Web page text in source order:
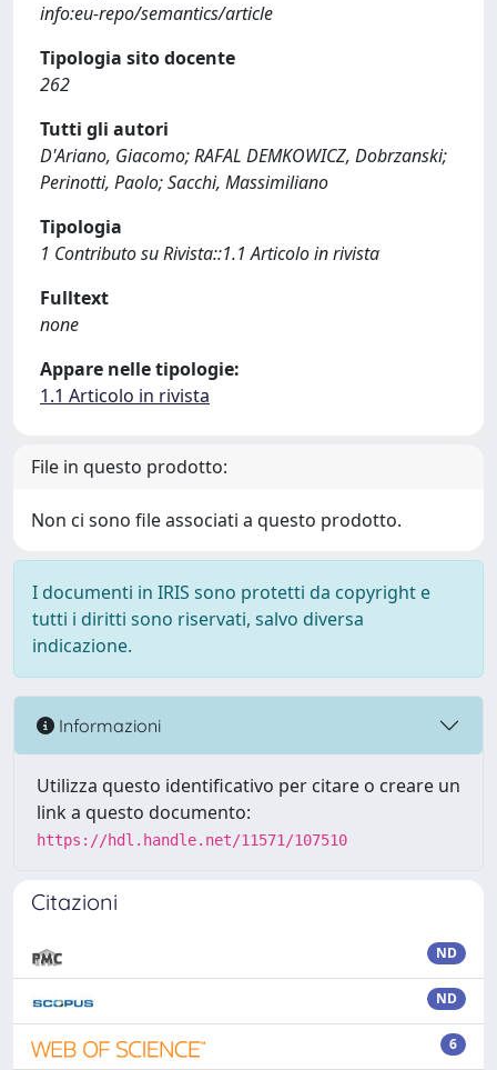
info:eu-repo/semantics/article
Tipologia sito docente
262
Tutti gli autori
D'Ariano, Giacomo; RAFAL DEMKOWICZ, Dobrzanski;
Perinotti, Paolo; Sacchi, Massimiliano
Tipologia
1 Contributo su Rivista::1.1 Articolo in rivista
Fulltext
none
Appare nelle tipologie:
1.1 Articolo in rivista
File in questo prodotto:
Non ci sono file associati a questo prodotto.
I documenti in IRIS sono protetti da copyright e
tutti i diritti sono riservati, salvo diversa
indicazione.
Informazioni
Utilizza questo identificativo per citare o creare un
link a questo documento:
https://hdl.handle.net/11571/107510
Citazioni
ND
ND
6